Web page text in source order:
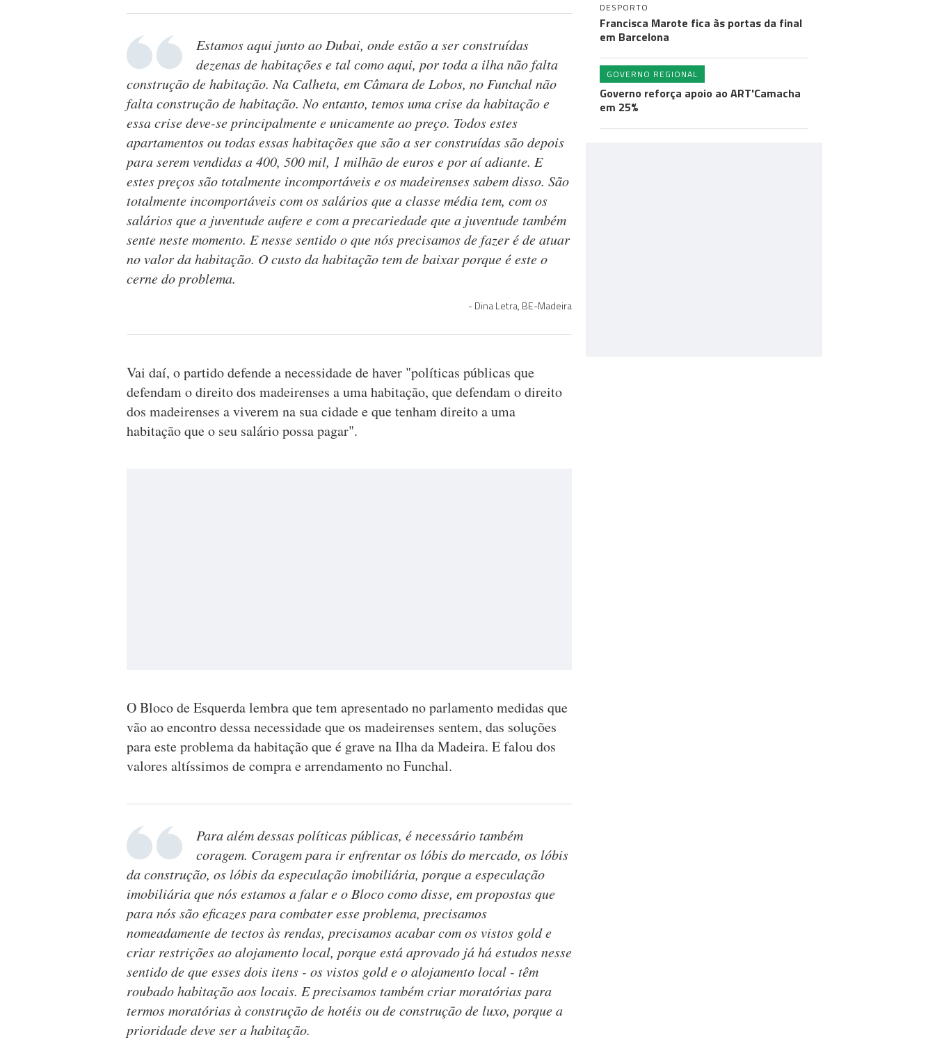
Estamos aqui junto ao Dubai, onde estão a ser construídas
dezenas de habitações e tal como aqui, por toda a ilha não falta
construção de habitação. Na Calheta, em Câmara de Lobos, no Funchal não
falta construção de habitação. No entanto, temos uma crise da habitação e
essa crise deve-se principalmente e unicamente ao preço. Todos estes
apartamentos ou todas essas habitações que são a ser construídas são depois
para serem vendidas a 400, 500 mil, 1 milhão de euros e por aí adiante. E
estes preços são totalmente incomportáveis e os madeirenses sabem disso. São
totalmente incomportáveis com os salários que a classe média tem, com os
salários que a juventude aufere e com a precariedade que a juventude também
sente neste momento. E nesse sentido o que nós precisamos de fazer é de atuar
no valor da habitação. O custo da habitação tem de baixar porque é este o
cerne do problema.
Dina Letra, BE-Madeira
Vai daí, o partido defende a necessidade de haver "políticas públicas que
defendam o direito dos madeirenses a uma habitação, que defendam o direito
dos madeirenses a viverem na sua cidade e que tenham direito a uma
habitação que o seu salário possa pagar".
O Bloco de Esquerda lembra que tem apresentado no parlamento medidas que
vão ao encontro dessa necessidade que os madeirenses sentem, das soluções
para este problema da habitação que é grave na Ilha da Madeira. E falou dos
valores altíssimos de compra e arrendamento no Funchal.
Para além dessas políticas públicas, é necessário também
coragem. Coragem para ir enfrentar os lóbis do mercado, os lóbis
da construção, os lóbis da especulação imobiliária, porque a especulação
imobiliária que nós estamos a falar e o Bloco como disse, em propostas que
para nós são eficazes para combater esse problema, precisamos
nomeadamente de tectos às rendas, precisamos acabar com os vistos gold e
criar restrições ao alojamento local, porque está aprovado já há estudos nesse
sentido de que esses dois itens - os vistos gold e o alojamento local - têm
roubado habitação aos locais. E precisamos também criar moratórias para
termos moratórias à construção de hotéis ou de construção de luxo, porque a
prioridade deve ser a habitação.
DESPORTO
Francisca Marote fica às portas da final
em Barcelona
GOVERNO REGIONAL
Governo reforça apoio ao ART'Camacha
em 25%